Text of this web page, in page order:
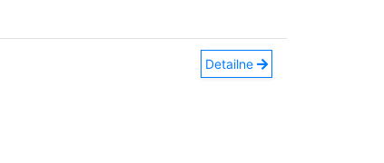
Detailne